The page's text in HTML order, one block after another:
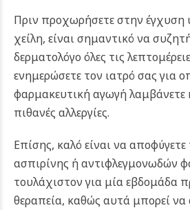
Πριν προχωρήσετε στην έγχυση
χείλη, είναι σημαντικό να
δερματολόγο όλες τις
ενημερώσετε τον ιατρό σας για
φαρμακευτική αγωγή λαμβάνετε
πιθανές αλλεργίες.
Επίσης, καλό είναι να
ασπιρίνης ή αντιφλεγμονωδών
τουλάχιστον για μία εβδομάδα
θεραπεία, καθώς αυτά μπορεί